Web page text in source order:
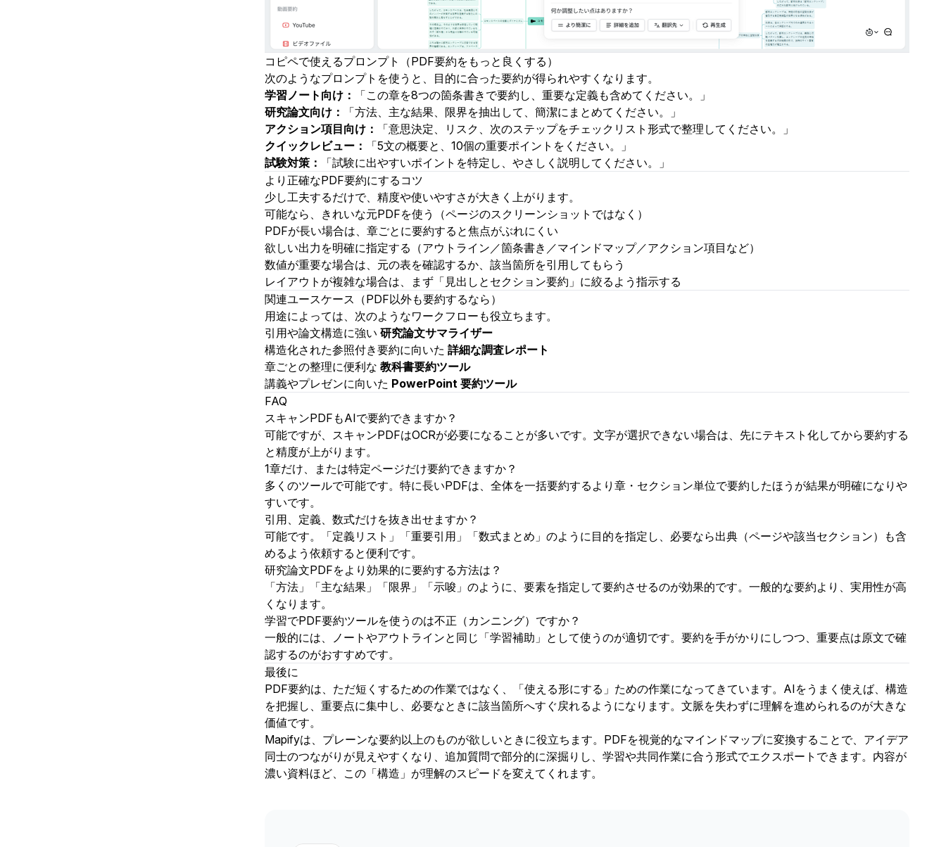
コピペで使えるプロンプト（PDF要約をもっと良くする）
次のようなプロンプトを使うと、目的に合った要約が得られやすくなります。
学習ノート 向け：
「この章を8つの箇条書きで要約し、重要な定義も含めてください。」
研究論文向け：
「方法、主な結果、限界を抽出して、簡潔にまとめてください。」
アクション項目向け：
「意思決定、リスク、次のステップをチェックリスト形式で整理してください。」
クイックレビュー：
「5文の概要と、10個の重要ポイントをください。」
試験対策 ：
「試験に出やすいポイントを特定し、やさしく説明してください。」
より正確なPDF要約にするコツ
少し工夫するだけで、精度や使いやすさが大きく上がります。
可能なら、きれいな元PDFを使う（ページのスクリーンショットではなく）
PDFが長い場合は、章ごとに要約すると焦点がぶれにくい
欲しい出力を明確に指定する（アウトライン／箇条書き／マインドマップ／アクション項目など）
数値が重要な場合は、元の表を確認するか、該当箇所を引用してもらう
レイアウトが複雑な場合は、まず「見出しとセクション要約」に絞るよう指示する
関連ユースケース（PDF以外も要約するなら）
用途によっては、次のようなワークフローも役立ちます。
引用や論文構造に強い 研究論文サマライザー
構造化された参照付き要約に向いた 詳細な調査レポート
章ごとの整理に便利な 教科書要約ツール
講義やプレゼンに向いた PowerPoint 要約ツール
FAQ
スキャンPDFもAIで要約できますか？
可能ですが、スキャンPDFはOCRが必要になることが多いです。文字が選択できない場合は、先にテキスト化してから要約する
と精度が上がります。
1章だけ、または特定ページだけ要約できますか？
多くのツールで可能です。特に長いPDFは、全体を一括要約するより章・セクション単位で要約したほうが結果が明確になりや
すいです。
引用、定義、数式だけを抜き出せますか？
可能です。「定義リスト」「重要引用」「数式まとめ」のように目的を指定し、必要なら出典（ページや該当セクション）も含
めるよう依頼すると便利です。
研究論文PDFをより効果的に要約する方法は？
「方法」「主な結果」「限界」「示唆」のように、要素を指定して要約させるのが効果的です。一般的な要約より、実用性が高
くなります。
学習でPDF要約ツールを使うのは不正（カンニング）ですか？
一般的には、ノートやアウトラインと同じ「学習補助」として使うのが適切です。要約を手がかりにしつつ、重要点は原文で確
認するのがおすすめです。
最後に
PDF要約は、ただ短くするための作業ではなく、「使える形にする」ための作業になってきています。AIをうまく使えば、構造
を把握し、重要点に集中し、必要なときに該当箇所へすぐ戻れるようになります。文脈を失わずに理解を進められるのが大きな
価値です。
Mapifyは、プレーンな要約以上のものが欲しいときに役立ちます。PDFを視覚的なマインドマップに変換することで、アイデア
同士のつながりが見えやすくなり、追加質問で部分的に深掘りし、学習や共同作業に合う形式でエクスポートできます。内容が
濃い資料ほど、この「構造」が理解のスピードを変えてくれます。